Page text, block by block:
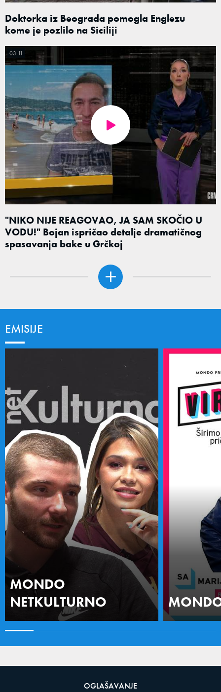
Doktorka iz Beograda pomogla Englezu
kome je pozlilo na Siciliji
"NIKO NIJE REAGOVAO, JA SAM SKOČIO U
VODU!" Bojan ispričao detalje dramatičnog
spasavanja bake u Grčkoj
03:11
EMISIJE
MONDO
NETKULTURNO
OGLAŠAVANJE